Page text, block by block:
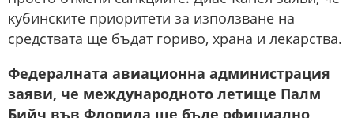
кубинските приоритети за използване на
средствата ще бъдат гориво, храна и лекарства.
Федералната авиационна администрация
заяви, че международното летище Палм
Бийч във Флорида ще бъде официално